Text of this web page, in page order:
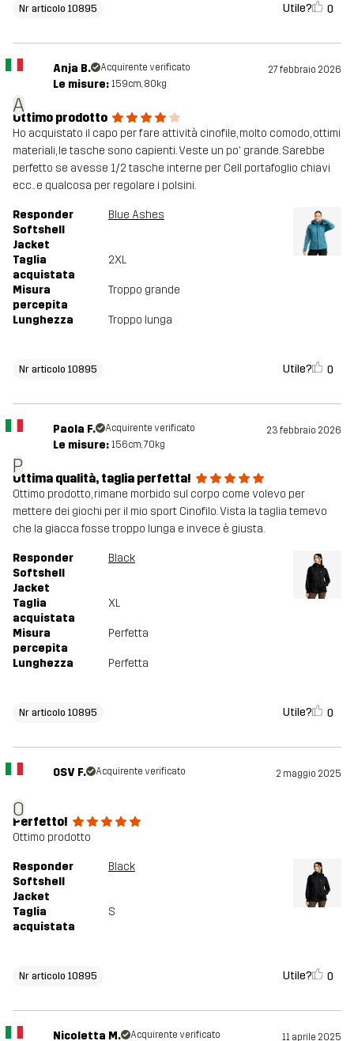
Nr articolo 10895 Utile? 0
A
Anja B. Acquirente verificato 27 febbraio 2026
Le misure: 159cm, 80kg
Ottimo prodotto
Ho acquistato il capo per fare attività cinofile, molto comodo, ottimi
materiali, le tasche sono capienti. Veste un po' grande. Sarebbe
perfetto se avesse 1/2 tasche interne per Cell portafoglio chiavi
ecc.. e qualcosa per regolare i polsini.
Responder
Softshell
Jacket
Blue Ashes
Taglia
acquistata
2XL
Misura
percepita
Troppo grande
Lunghezza Troppo lunga
Nr articolo 10895 Utile? 0
P
Paola F. Acquirente verificato 23 febbraio 2026
Le misure: 156cm, 70kg
Ottima qualità, taglia perfetta!
Ottimo prodotto, rimane morbido sul corpo come volevo per
mettere dei giochi per il mio sport Cinofilo. Vista la taglia temevo
che la giacca fosse troppo lunga e invece è giusta.
Responder
Softshell
Jacket
Black
Taglia
acquistata
XL
Misura
percepita
Perfetta
Lunghezza Perfetta
Nr articolo 10895 Utile? 0
O
OSV F. Acquirente verificato 2 maggio 2025
Perfetto!
Ottimo prodotto
Responder
Softshell
Jacket
Black
Taglia
acquistata
S
Nr articolo 10895 Utile? 0
Nicoletta M. Acquirente verificato 11 aprile 2025